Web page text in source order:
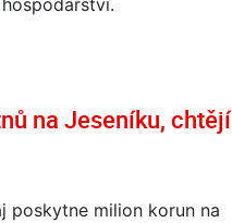
na Jeseníku, chtějí
poskytne milion korun na